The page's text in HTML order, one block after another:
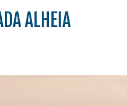
ALHEIA